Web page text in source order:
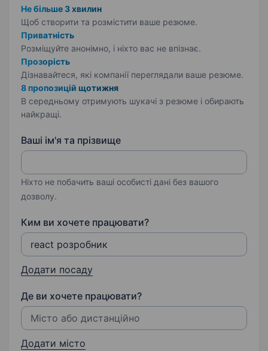
Не більше 3 хвилин
Щоб створити та розмістити ваше резюме.
Приватність
Розміщуйте анонімно, і ніхто вас не впізнає.
Прозорість
Дізнавайтеся, які компанії переглядали ваше резюме.
8 пропозицій щотижня
В середньому отримують шукачі з резюме і обирають
найкращі.
Ваші ім'я та прізвище
Ніхто не побачить ваші особисті дані без вашого
дозволу.
Ким ви хочете працювати?
Додати посаду
Де ви хочете працювати?
Додати місто